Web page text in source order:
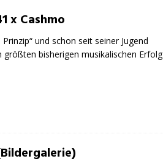
x Cashmo
und schon seit seiner Jugend
größten bisherigen musikalischen Erfolg